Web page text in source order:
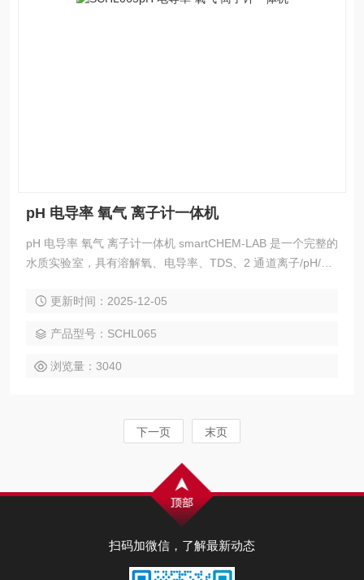
pH 电导率 氧气 离子计一体机
pH 电导率 氧气 离子计一体机 smartCHEM-LAB 是一个完整的
水质实验室，具有溶解氧、电导率、TDS、2 通道离子/pH/mV
更新时间：2025-12-05
产品型号：SCHL065
浏览量：3040
下一页 末页
扫码加微信，了解最新动态